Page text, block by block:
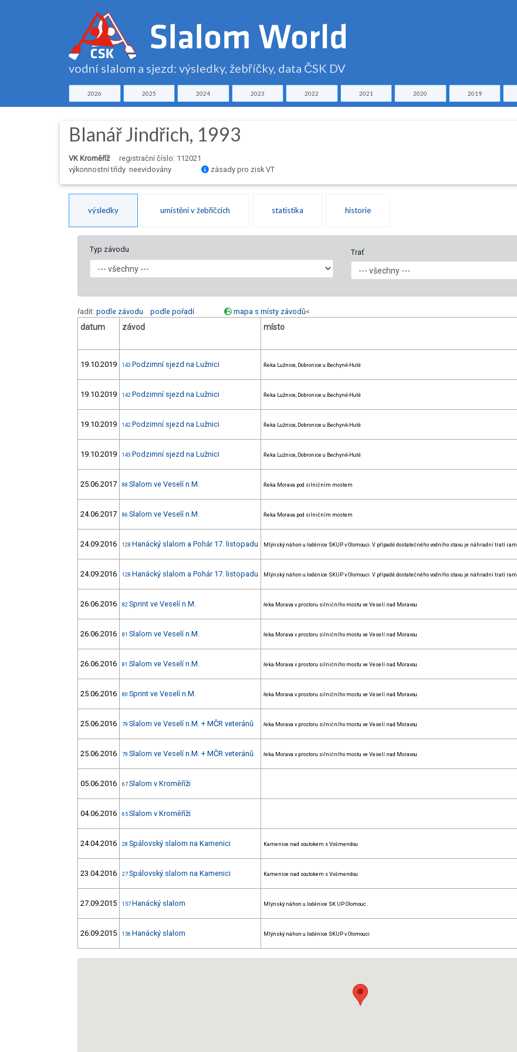
vodní slalom a sjezd: výsledky, žebříčky, data ČSK DV
2026 2025 2024 2023 2022 2021 2020 2019
Blanář Jindřich, 1993
VK Kroměříž
registrační číslo: 112021
výkonnostní třídy neevidovány
zásady pro zisk VT
výsledky umístění v žebříčcích statistika historie
Typ závodu Trať
řadit: podle závodu podle pořadí mapa s místy závodů<
datum závod místo
19.10.2019 143 Podzimní sjezd na Lužnici Řeka Lužnice, Dobronice u Bechyně-Hutě
19.10.2019 142 Podzimní sjezd na Lužnici Řeka Lužnice, Dobronice u Bechyně-Hutě
19.10.2019 142 Podzimní sjezd na Lužnici Řeka Lužnice, Dobronice u Bechyně-Hutě
19.10.2019 143 Podzimní sjezd na Lužnici Řeka Lužnice, Dobronice u Bechyně-Hutě
25.06.2017 88 Slalom ve Veselí n.M. Řeka Morava pod silničním mostem
24.06.2017 86 Slalom ve Veselí n.M. Řeka Morava pod silničním mostem
24.09.2016 128 Hanácký slalom a Pohár 17. listopadu Mlýnský náhon u loděnice SKUP v Olomouci. V případě dostatečného vodního stavu je náhradní tratí ram
24.09.2016 128 Hanácký slalom a Pohár 17. listopadu Mlýnský náhon u loděnice SKUP v Olomouci. V případě dostatečného vodního stavu je náhradní tratí ram
26.06.2016 82 Sprint ve Veselí n.M. řeka Morava v prostoru silničního mostu ve Veselí nad Moravou
26.06.2016 81 Slalom ve Veselí n.M. řeka Morava v prostoru silničního mostu ve Veselí nad Moravou
26.06.2016 81 Slalom ve Veselí n.M. řeka Morava v prostoru silničního mostu ve Veselí nad Moravou
25.06.2016 80 Sprint ve Veselí n.M. řeka Morava v prostoru silničního mostu ve Veselí nad Moravou
25.06.2016 79 Slalom ve Veselí n.M. + MČR veteránů řeka Morava v prostoru silničního mostu ve Veselí nad Moravou
25.06.2016 79 Slalom ve Veselí n.M. + MČR veteránů řeka Morava v prostoru silničního mostu ve Veselí nad Moravou
05.06.2016 67 Slalom v Kroměříži
04.06.2016 65 Slalom v Kroměříži
24.04.2016 28 Spálovský slalom na Kamenici Kamenice nad soutokem s Vošmendou
23.04.2016 27 Spálovský slalom na Kamenici Kamenice nad soutokem s Vošmendou
27.09.2015 157 Hanácký slalom Mlýnský náhon u loděnice SK UP Olomouc
26.09.2015 156 Hanácký slalom Mlýnský náhon u loděnice SKUP v Olomouci